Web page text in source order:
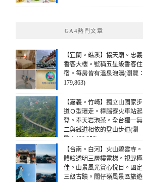
GA4熱門文章
【宜蘭。礁溪】協天廟。忠義
香客大樓。號稱五星級香客住
宿。每房皆有溫泉泡湯(瀏覽：
179,863)
【嘉義。竹崎】獨立山國家步
道Ｏ型環走。樟腦寮火車站起
登。奉天岩泡茶。全台獨一無
二與鐵道相依的登山步道(瀏
覽：190,256)
【台南。白河】火山碧雲寺。
體驗透明三層樓電梯。視野極
佳。山景風光賞心悅目。國定
三級古蹟。關仔嶺風景區旅遊